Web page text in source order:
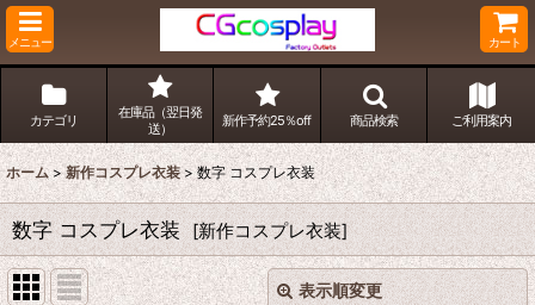
メニュー カート
カテゴリ
在庫品（翌日発
送）
新作予約25％off 商品検索 ご利用案内
ホーム > 新作コスプレ衣装 > 数字 コスプレ衣装
数字 コスプレ衣装 [新作コスプレ衣装]
表示順変更 閉じる